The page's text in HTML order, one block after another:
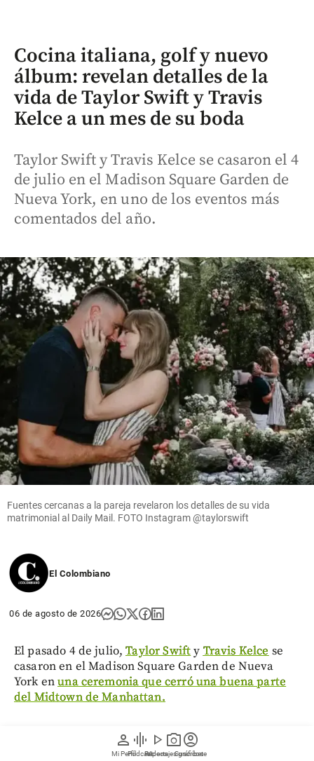
person
Mi Perfil
graphic_eq
Pódcast
play_arrow
Videos
photo_camera
Reportajes gráficos
account_circle
Suscríbete
Cocina italiana, golf y nuevo
álbum: revelan detalles de la
vida de Taylor Swift y Travis
Kelce a un mes de su boda
Taylor Swift y Travis Kelce se casaron el 4
de julio en el Madison Square Garden de
Nueva York, en uno de los eventos más
comentados del año.
Fuentes cercanas a la pareja revelaron los detalles de su vida
matrimonial al Daily Mail. FOTO Instagram @taylorswift
El Colombiano
06 de agosto de 2026
El pasado 4 de julio,Taylor Swifty Travis Kelce se
casaron en el Madison Square Garden de Nueva
York enuna ceremonia que cerró una buena parte
del Midtown de Manhattan.
Paul McCartney, Stevie Nicks y Tim McGraw
cantaron en la recepción.Travis interpretó una